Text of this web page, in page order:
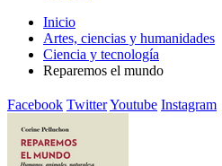
Inicio
Artes, ciencias y humanidades
Ciencia y tecnología
Reparemos el mundo
Facebook TwitterYoutube Instagram